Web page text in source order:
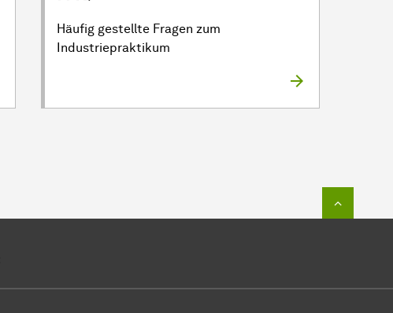
Häufig gestellte Fragen zum
Industriepraktikum